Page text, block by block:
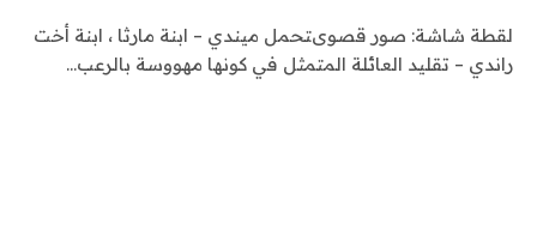
لقطة شاشة: صور قصوىتحمل ميندي – ابنة مارثا ، ابنة أخت
راندي – تقليد العائلة المتمثل في كونها مهووسة بالرعب…